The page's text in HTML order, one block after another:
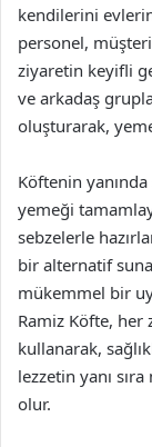
kendilerini
personel,
ziyaretin keyifli
ve arkadaş
oluşturarak,
Köftenin
yemeği
sebzelerle
bir alternatif
mükemmel bir
Ramiz Köfte, her
kullanarak,
lezzetin yanı
olur.